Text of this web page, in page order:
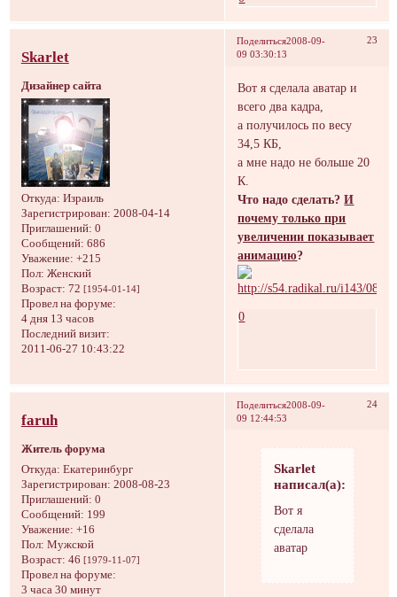
Поделиться 23
2008-09-
09 03:30:13
Skarlet
Дизайнер сайта
Откуда: Израиль
Зарегистрирован: 2008-04-14
Приглашений: 0
Сообщений: 686
Уважение: +215
Пол: Женский
Возраст: 72 [1954-01-14]
Провел на форуме:
4 дня 13 часов
Последний визит:
2011-06-27 10:43:22
Вот я сделала аватар и
всего два кадра,
а получилось по весу
34,5 КБ,
а мне надо не больше 20
К.
Что надо сделать?И
почему только при
увеличении показывает
анимацию?
0
Поделиться 24
2008-09-
09 12:44:53
faruh
Житель форума
Откуда: Екатеринбург
Зарегистрирован: 2008-08-23
Приглашений: 0
Сообщений: 199
Уважение: +16
Пол: Мужской
Возраст: 46 [1979-11-07]
Провел на форуме:
3 часа 30 минут
Skarlet
написал(а):
Вот я
сделала
аватар